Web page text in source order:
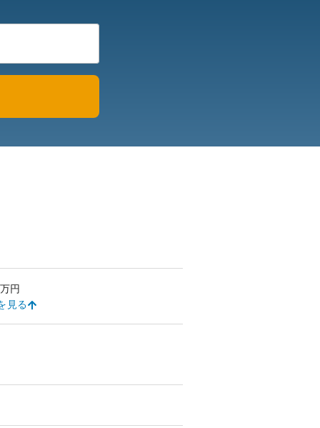
万円
見る